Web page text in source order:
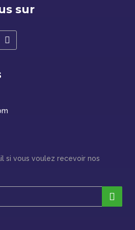
sur
si vous voulez recevoir nos